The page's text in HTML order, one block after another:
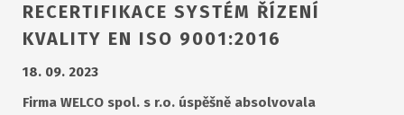
RECERTIFIKACE SYSTÉM ŘÍZENÍ
KVALITY EN ISO 9001:2016
18. 09. 2023
Firma WELCO spol. s r.o. úspěšně absolvovala